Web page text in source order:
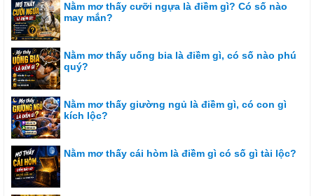
Nằm mơ thấy cưỡi ngựa là điềm gì? Có số nào
may mắn?
Nằm mơ thấy uống bia là điềm gì, có số nào phú
quý?
Nằm mơ thấy giường ngủ là điềm gì, có con gì
kích lộc?
Nằm mơ thấy cái hòm là điềm gì có số gì tài lộc?